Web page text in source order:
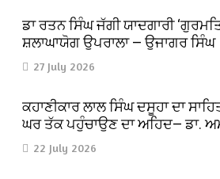
ਡਾ ਰਤਨ ਸਿੰਘ ਜੱਗੀ ਯਾਦਗਾਰੀ
ਸ਼ਲਾਘਾਯੋਗ ਉਪਰਾਲਾ — ਉਜਾਗਰ ਸਿੰਘ
27 July 2026
ਕਹਾਣੀਕਾਰ ਲਾਲ ਸਿੰਘ ਦਸੂਹਾ ਦਾ
ਘਰ ਤੱਕ ਪਹੁੰਚਾਉਣ ਦਾ ਅਹਿਦ— ਡਾ.
22 July 2026